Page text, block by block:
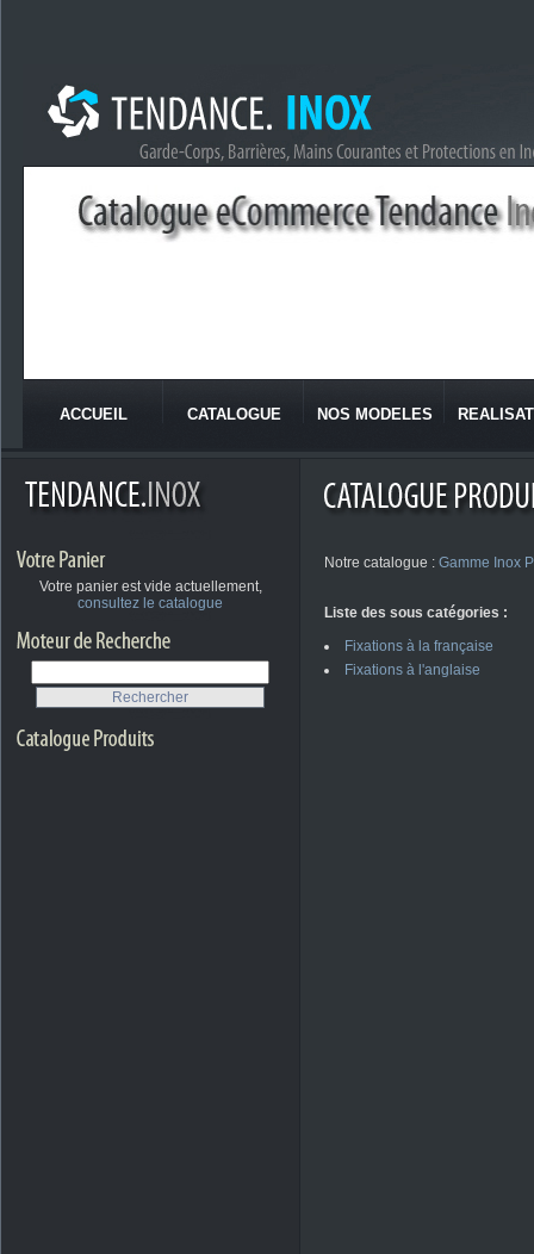
ACCUEIL CATALOGUE NOS MODELES
Votre panier est vide actuellement,
consultez le catalogue
Notre catalogue : Gamme Inox
Liste des sous catégories :
Fixations à la française
Fixations à l'anglaise